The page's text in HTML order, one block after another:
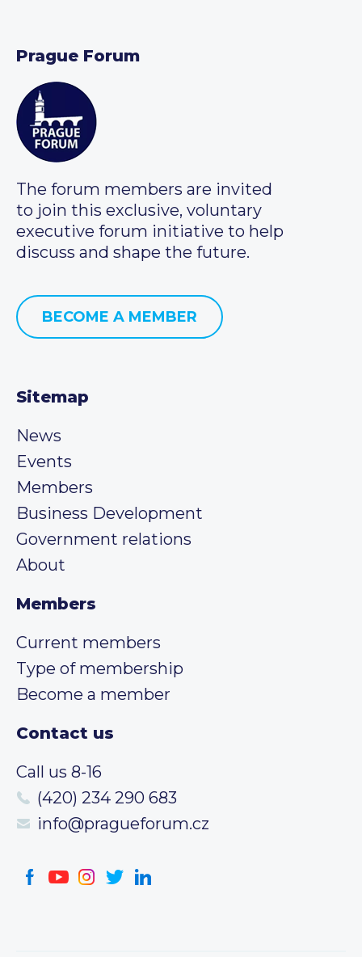
Prague Forum
The forum members are invited
to join this exclusive, voluntary
executive forum initiative to help
discuss and shape the future.
BECOME A MEMBER
Sitemap
News
Events
Members
Business Development
Government relations
About
Members
Current members
Type of membership
Become a member
Contact us
Call us 8-16
(420) 234 290 683
info@pragueforum.cz